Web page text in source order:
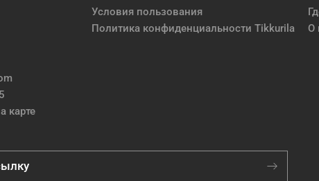
карте
Условия пользования
Политика конфиденциальности Tikkurila
О